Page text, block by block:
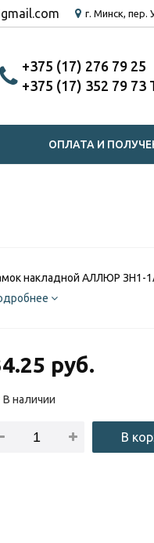
г. Минск, пер.
‎+375 (17) 276 79 25
‎+375 (17) 352 79 73
ОПЛАТА И
накладной АЛЛЮР ЗН1-
руб.
В наличии
В